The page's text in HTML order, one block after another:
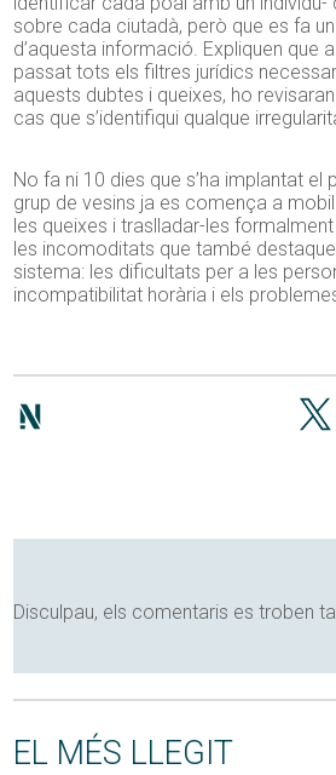
sobre cada ciutadà, però que es fa
d’aquesta informació. Expliquen que
passat tots els filtres jurídics
aquests dubtes i queixes, ho
cas que s’identifiqui qualque
No fa ni 10 dies que s’ha implantat
grup de vesins ja es comença a
les queixes i traslladar-les formalment
les incomoditats que també
sistema: les dificultats per a les
incompatibilitat horària i els
Disculpau, els comentaris es troben
EL MÉS LLEGIT